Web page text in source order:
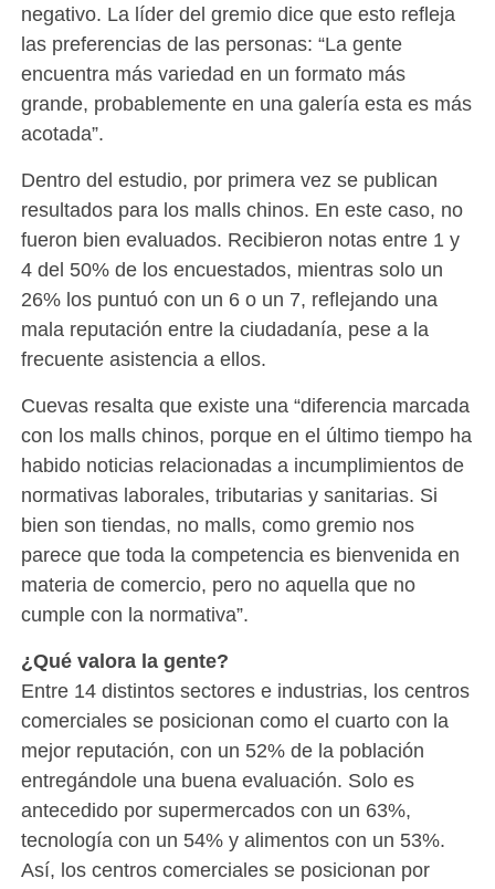
negativo. La líder del gremio dice que esto refleja
las preferencias de las personas: “La gente
encuentra más variedad en un formato más
grande, probablemente en una galería esta es más
acotada”.
Dentro del estudio, por primera vez se publican
resultados para los malls chinos. En este caso, no
fueron bien evaluados. Recibieron notas entre 1 y
4 del 50% de los encuestados, mientras solo un
26% los puntuó con un 6 o un 7, reflejando una
mala reputación entre la ciudadanía, pese a la
frecuente asistencia a ellos.
Cuevas resalta que existe una “diferencia marcada
con los malls chinos, porque en el último tiempo ha
habido noticias relacionadas a incumplimientos de
normativas laborales, tributarias y sanitarias. Si
bien son tiendas, no malls, como gremio nos
parece que toda la competencia es bienvenida en
materia de comercio, pero no aquella que no
cumple con la normativa”.
¿Qué valora la gente?
Entre 14 distintos sectores e industrias, los centros
comerciales se posicionan como el cuarto con la
mejor reputación, con un 52% de la población
entregándole una buena evaluación. Solo es
antecedido por supermercados con un 63%,
tecnología con un 54% y alimentos con un 53%.
Así, los centros comerciales se posicionan por